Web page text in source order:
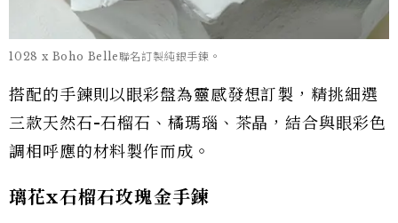
1028 x Boho Belle聯名訂製純銀手鍊。
搭配的手鍊則以眼彩盤為靈感發想訂製，精挑細選
三款天然石-石榴石、橘瑪瑙、茶晶，結合與眼彩色
調相呼應的材料製作而成。
璃花x石榴石玫瑰金手鍊